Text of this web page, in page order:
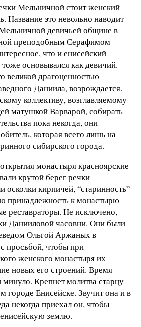
Мельничной стоит женский
Название это невольно наводит
девичьей общине в
преподобным Серафимом
что и енисейский
основывался как девичий.
великой драгоценностью
Даниила, возрождается.
коллективу, возглавляемому
матушкой Варварой, собирать
пока некогда, они
которая всего лишь на
сибирского города.
монастыря красноярские
крутой берег речки
кирпичей, “старинность”
принадлежность к монастырю
реставраторы. Не исключено,
Данииловой часовни. Они были
Ольгой Аржаных в
просьбой, чтобы при
женского монастыря их
новых его строений. Время
Крепнет молитва старцу
городе Енисейске. Звучит она и в
некогда приехал он, чтобы
землю.